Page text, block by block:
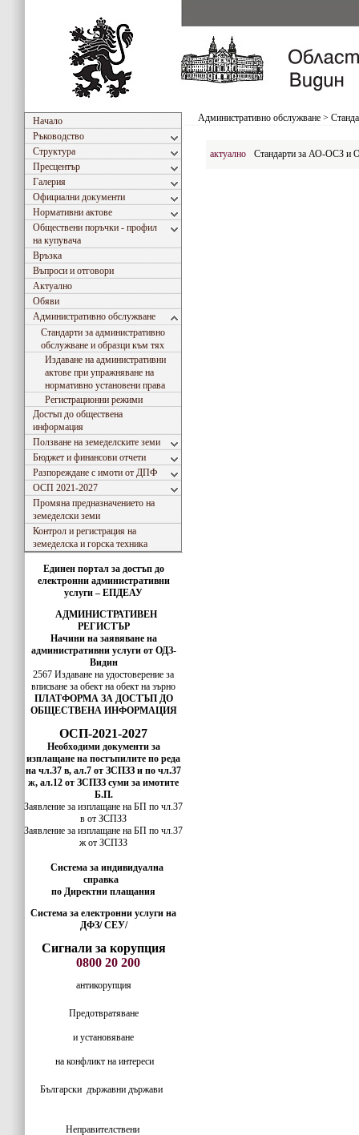
Начало
Ръководство
Структура
Пресцентър
Галерия
Официални документи
Нормативни актове
Обществени поръчки - профил
на купувача
Връзка
Въпроси и отговори
Актуално
Обяви
Административно обслужване
Стандарти за административно
обслужване и образци към тях
Издаване на административни
актове при упражняване на
нормативно установени права
Регистрационни режими
Достъп до обществена
информация
Ползване на земеделските земи
Бюджет и финансови отчети
Разпореждане с имоти от ДПФ
ОСП 2021-2027
Промяна предназначението на
земеделски земи
Контрол и регистрация на
земеделска и горска техника
Единен портал за достъп до
електронни административни
услуги – ЕПДЕАУ
АДМИНИСТРАТИВЕН
РЕГИСТЪР
Начини на заявяване на
административни услуги от ОДЗ-
Видин
2567 Издаване на удостоверение за
вписванe за обект на обект на зърно
ПЛАТФОРМА ЗА ДОСТЪП ДО
ОБЩЕСТВЕНА ИНФОРМАЦИЯ
ОСП-2021-2027
Необходими документи за
изплащане на постъпилите по реда
на чл.37 в, ал.7 от ЗСПЗЗ и по чл.37
ж, ал.12 от ЗСПЗЗ суми за имотите
Б.П.
Заявление за изплащане на БП по чл.37
в от ЗСПЗЗ
Заявление за изплащане на БП по чл.37
ж от ЗСПЗЗ
Система за индивидуална
справка
по Директни плащания
Система за електронни услуги на
ДФЗ/ СЕУ/
Сигнали за корупция
0800 20 200
антикорупция
Предотвратяване
и установяване
на конфликт на интереси
Български държавни държави
Неправителствени
Административно обслужване >
актуално Стандарти за АО-ОСЗ и